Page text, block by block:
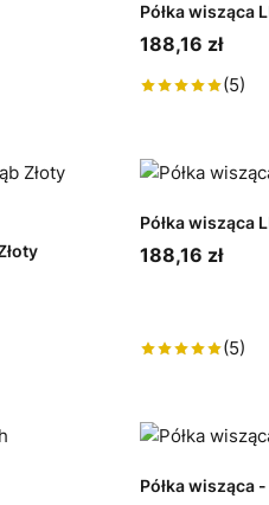
Półka wisząca
188,16 zł
(5)
Półka wisząca
188,16 zł
(5)
Półka wisząca